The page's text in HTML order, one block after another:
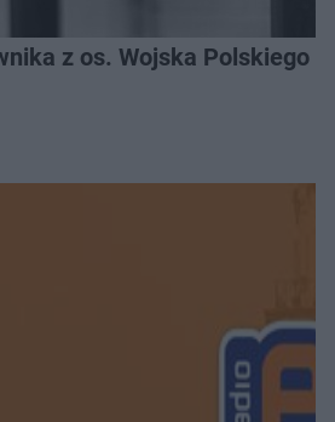
z os. Wojska Polskiego